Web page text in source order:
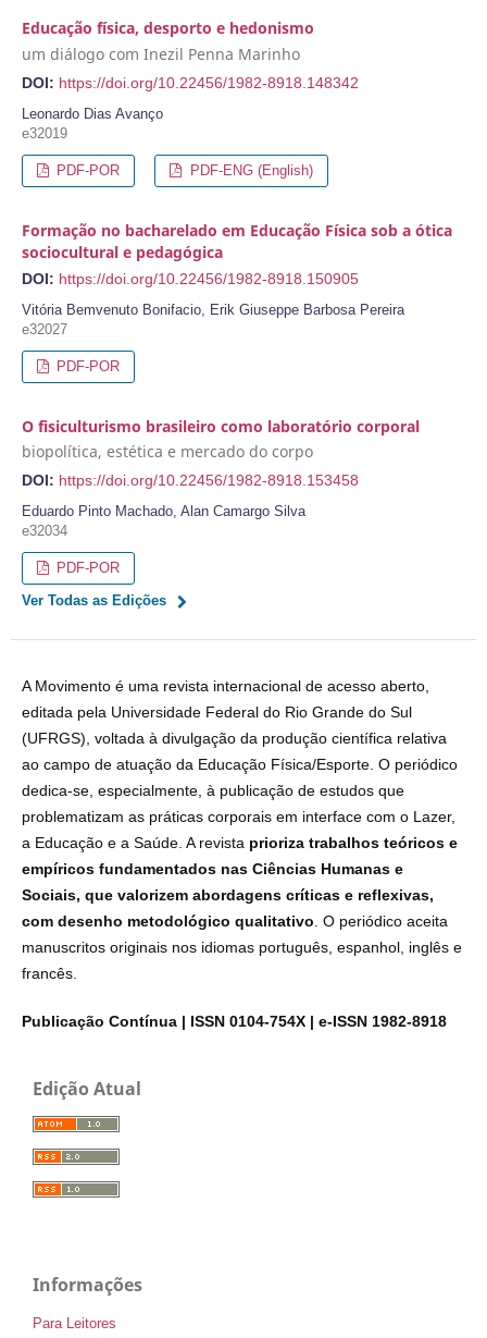
Educação física, desporto e hedonismo
um diálogo com Inezil Penna Marinho
DOI: https://doi.org/10.22456/1982-8918.148342
Leonardo Dias Avanço
e32019
PDF-POR PDF-ENG (English)
Formação no bacharelado em Educação Física sob a ótica
sociocultural e pedagógica
DOI: https://doi.org/10.22456/1982-8918.150905
Vitória Bemvenuto Bonifacio, Erik Giuseppe Barbosa Pereira
e32027
PDF-POR
O fisiculturismo brasileiro como laboratório corporal
biopolítica, estética e mercado do corpo
DOI: https://doi.org/10.22456/1982-8918.153458
Eduardo Pinto Machado, Alan Camargo Silva
e32034
PDF-POR
Ver Todas as Edições
A Movimento é uma revista internacional de acesso aberto,
editada pela Universidade Federal do Rio Grande do Sul
(UFRGS), voltada à divulgação da produção científica relativa
ao campo de atuação da Educação Física/Esporte. O periódico
dedica-se, especialmente, à publicação de estudos que
problematizam as práticas corporais em interface com o Lazer,
a Educação e a Saúde. A revista prioriza trabalhos teóricos e
empíricos fundamentados nas Ciências Humanas e
Sociais, que valorizem abordagens críticas e reflexivas,
com desenho metodológico qualitativo O periódico aceita
manuscritos originais nos idiomas português, espanhol, inglês e
francês.
Publicação Contínua | ISSN 0104-754X | e-ISSN 1982-8918
Edição Atual
Informações
Para Leitores